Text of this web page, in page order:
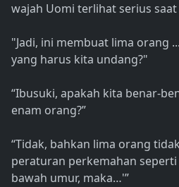
wajah Uomi terlihat serius
"Jadi, ini membuat lima orang
yang harus kita undang?"
“Ibusuki, apakah kita benar-
enam orang?”
“Tidak, bahkan lima orang
peraturan perkemahan seperti
bawah umur, maka…'”